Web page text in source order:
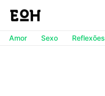
Amor Sexo Reflexões